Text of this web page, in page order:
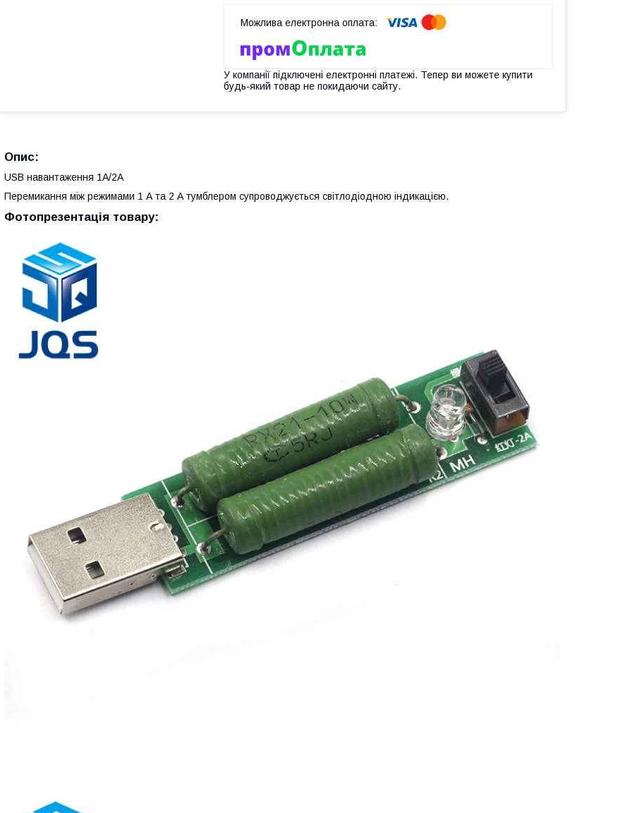
У компанії підключені електронні платежі. Тепер ви можете купити
будь-який товар не покидаючи сайту.
Опис:
USB навантаження 1A/2A
Перемикання між режимами 1 А та 2 А тумблером супроводжується світлодіодною індикацією.
Фотопрезентація товару: